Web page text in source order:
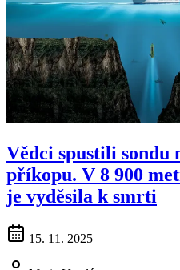
Vědci spustili sondu
příkopu. V 8 900
je vyděsila k smrti
15. 11. 2025